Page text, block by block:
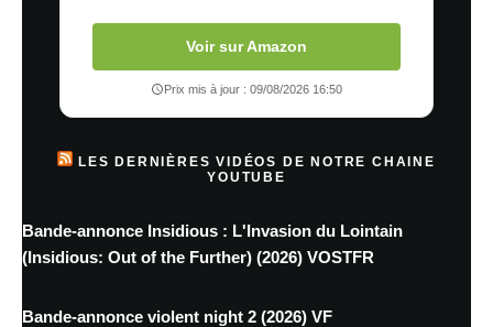
Voir sur Amazon
Prix mis à jour : 09/08/2026 16:50
LES DERNIÈRES VIDÉOS DE NOTRE CHAINE
YOUTUBE
Bande-annonce Insidious : L'Invasion du Lointain
(Insidious: Out of the Further) (2026) VOSTFR
Bande-annonce violent night 2 (2026) VF